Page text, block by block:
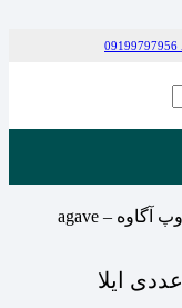
/ سیروپ آگاوه – agave